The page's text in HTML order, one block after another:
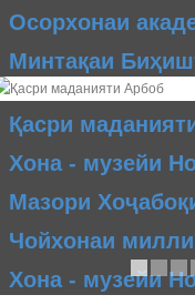
Осорхонаи
Минтақаи
Қасри
Хона - музейи
Мазори
Чойхонаи
Хона - музейи